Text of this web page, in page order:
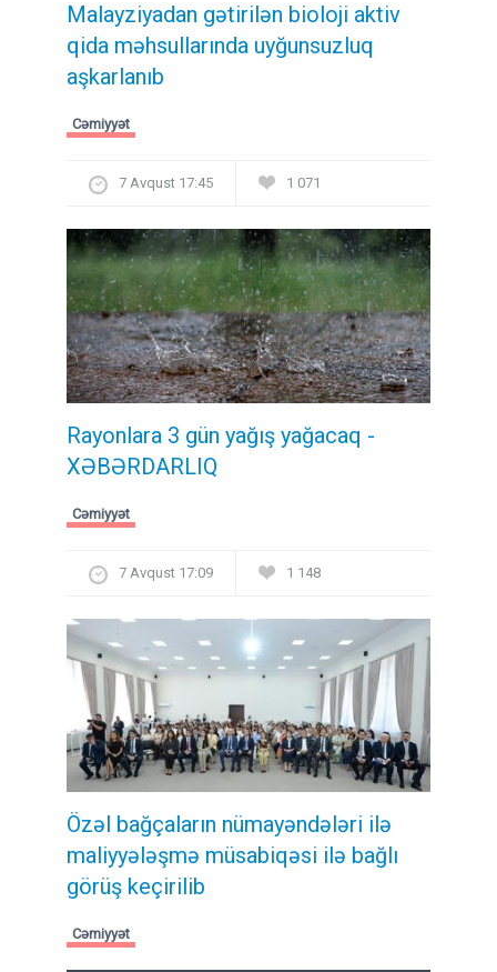
Malayziyadan gətirilən bioloji aktiv
qida məhsullarında uyğunsuzluq
aşkarlanıb
Cəmiyyət
7 Avqust 17:45 1 071
Rayonlara 3 gün yağış yağacaq -
XƏBƏRDARLIQ
Cəmiyyət
7 Avqust 17:09 1 148
Özəl bağçaların nümayəndələri ilə
maliyyələşmə müsabiqəsi ilə bağlı
görüş keçirilib
Cəmiyyət